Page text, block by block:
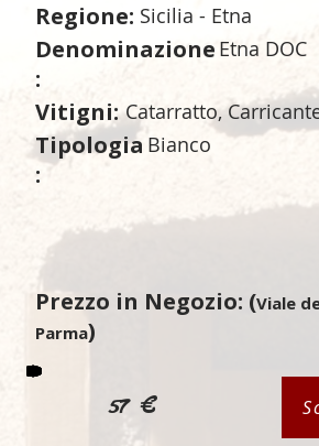
Regione: Sicilia - Etna
Denominazione
:
Etna DOC
Vitigni: Catarratto,
Tipologia
:
Bianco
Prezzo in Negozio: (Viale
Parma)
57 €